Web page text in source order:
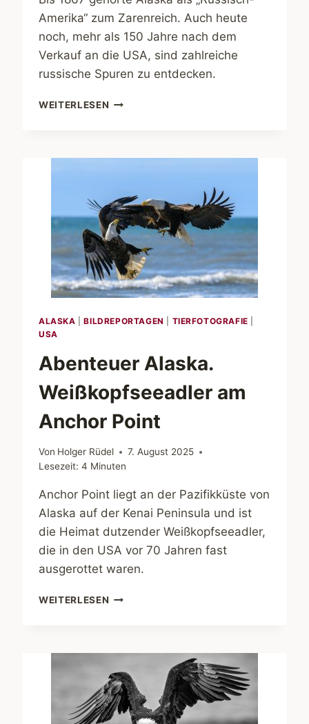
Amerika“ zum Zarenreich. Auch heute
noch, mehr als 150 Jahre nach dem
Verkauf an die USA, sind zahlreiche
russische Spuren zu entdecken.
WEITERLESEN ABENTEUER
SPUREN
ALASKA |BILDREPORTAGEN TIERFOTOGRAFIE
USA
Abenteuer Alaska.
Weißkopfseeadler am
Anchor Point
Von Holger Rüdel
7. August 2025
Lesezeit: 4 Minuten
Anchor Point liegt an der Pazifikküste von
Alaska auf der Kenai Peninsula und ist
die Heimat dutzender Weißkopfseeadler,
die in den USA vor 70 Jahren fast
ausgerottet waren.
WEITERLESEN ABENTEUER
NCHOR P
OINT